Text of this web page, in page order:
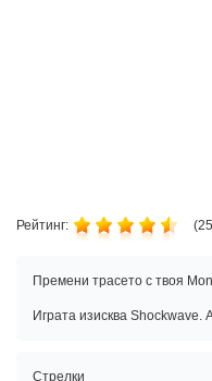
Рейтинг: (25
Премени трасето с твоя
Играта изисква Shockwave.
Стрелки